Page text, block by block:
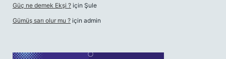
Güç ne demek Ekşi ? için Şule
Gümüş sarı olur mu ? için admin